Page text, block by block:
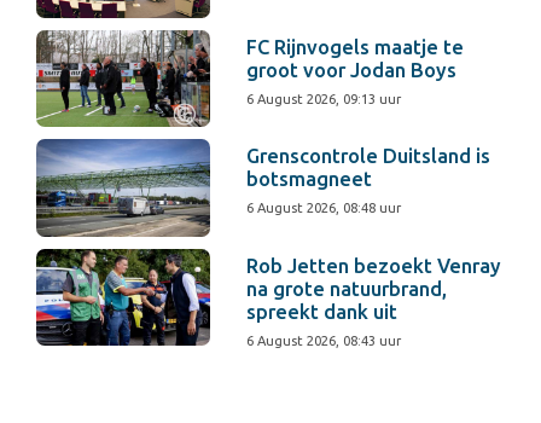
FC Rijnvogels maatje te
groot voor Jodan Boys
6 August 2026, 09:13 uur
Grenscontrole Duitsland is
botsmagneet
6 August 2026, 08:48 uur
Rob Jetten bezoekt Venray
na grote natuurbrand,
spreekt dank uit
6 August 2026, 08:43 uur